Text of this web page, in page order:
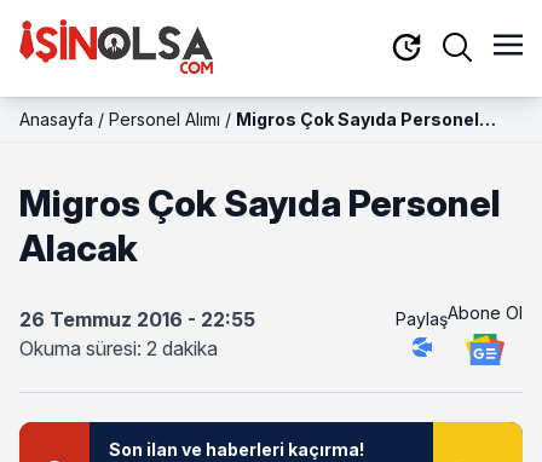
Anasayfa / Personel Alımı / Migros Çok Sayıda Personel
Migros Çok Sayıda Personel
Alacak
26 Temmuz 2016 - 22:55
Okuma süresi: 2 dakika
PaylaşAbone Ol
Son ilan ve haberleri kaçırma!